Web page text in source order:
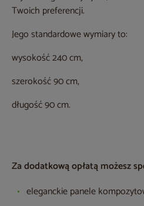
Twoich preferencji.
Jego standardowe wymiary to:
wysokość 240 cm,
szerokość 90 cm,
długość 90 cm.
Za dodatkową opłatą możesz
eleganckie panele